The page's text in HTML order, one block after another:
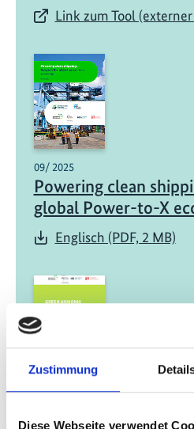
Zustimmung
Diese Webseite verwendet
Link zum Tool
09/ 2025
Powering clean
global Power-to-X
Englisch (PDF, 2 MB)
09/ 2025 | Studie